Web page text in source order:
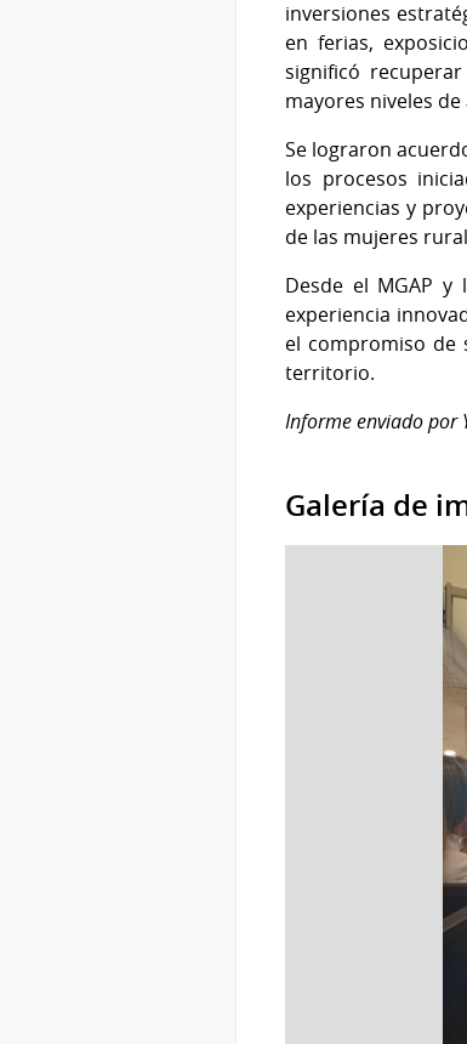
inversiones
en ferias,
significó
mayores niveles
Se lograron
los procesos
experiencias y
de las mujeres
Desde el MGAP
experiencia
el compromiso de
territorio.
Informe enviado por
Galería de